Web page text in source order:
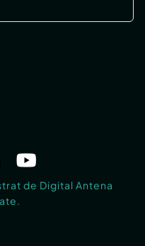
de Digital Antena